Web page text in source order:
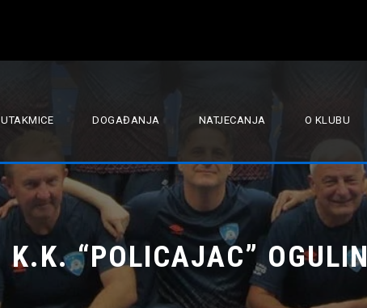
UTAKMICE DOGAĐANJA NATJECANJA O KLUBU
K.K. “POLICAJAC” OGULIN